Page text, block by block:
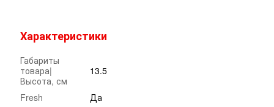
Характеристики
Габариты
товара|
Высота, см
13.5
Fresh
Да